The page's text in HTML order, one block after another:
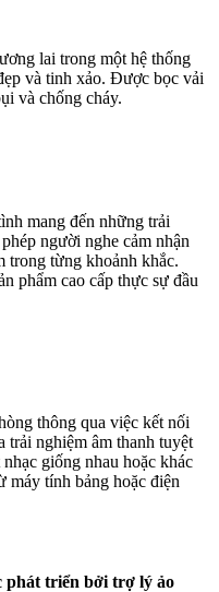
lai trong một hệ thống
và tinh xảo. Được bọc vải
và chống cháy.
mang đến những trải
người nghe cảm nhận
trong từng khoảnh khắc.
phẩm cao cấp thực sự đầu
thông qua việc kết nối
trải nghiệm âm thanh tuyệt
giống nhau hoặc khác
máy tính bảng hoặc điện
phát triển bởi trợ lý ảo